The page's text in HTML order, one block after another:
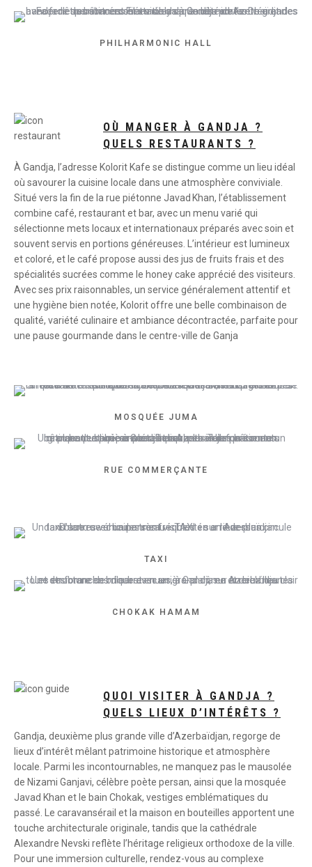
PHILHARMONIC HALL
OÙ MANGER À GANDJA ?
QUELS RESTAURANTS ?
À Gandja, l’adresse Kolorit Kafe se distingue comme un lieu idéal
où savourer la cuisine locale dans une atmosphère conviviale.
Situé vers la fin de la rue piétonne Javad Khan, l’établissement
combine café, restaurant et bar, avec un menu varié qui
sélectionne mets locaux et internationaux préparés avec soin et
souvent servis en portions généreuses. L’intérieur est lumineux
et coloré, et le café propose aussi des jus de fruits frais et des
spécialités sucrées comme le honey cake apprécié des visiteurs.
Avec ses prix raisonnables, un service généralement attentif et
une hygiène bien notée, Kolorit offre une belle combinaison de
qualité, variété culinaire et ambiance décontractée, parfaite pour
une pause gourmande dans le centre-ville de Ganja
MOSQUÉE JUMA
RUE COMMERÇANTE
TAXI
CHOKAK HAMAM
QUOI VISITER À GANDJA ?
QUELS LIEUX D’INTÉRÊTS ?
Gandja, deuxième plus grande ville d’Azerbaïdjan, regorge de
lieux d’intérêt mêlant patrimoine historique et atmosphère
locale. Parmi les incontournables, ne manquez pas le mausolée
de Nizami Ganjavi, célèbre poète persan, ainsi que la mosquée
Javad Khan et le bain Chokak, vestiges emblématiques du
passé. Le caravansérail et la maison en bouteilles apportent une
touche architecturale originale, tandis que la cathédrale
Alexandre Nevski reflète l’héritage religieux orthodoxe de la ville.
Pour une immersion culturelle, rendez-vous au complexe